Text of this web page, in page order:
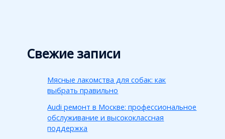
Свежие записи
Мясные лакомства для собак: как
выбрать правильно
Audi ремонт в Москве: профессиональное
обслуживание и высококлассная
поддержка